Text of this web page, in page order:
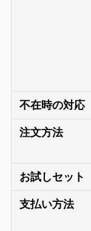
不在時の対応
注文方法
お試しセット
支払い方法